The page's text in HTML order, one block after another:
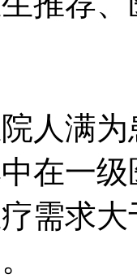
满为
在一
需求